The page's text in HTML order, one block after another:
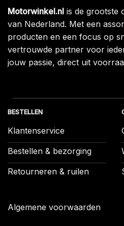
Motorwinkel.nl is de grootste
van Nederland. Met een
producten en een focus op
vertrouwde partner voor
jouw passie, direct uit
BESTELLEN
Klantenservice
Bestellen & bezorging
Retourneren & ruilen
Algemene voorwaarden